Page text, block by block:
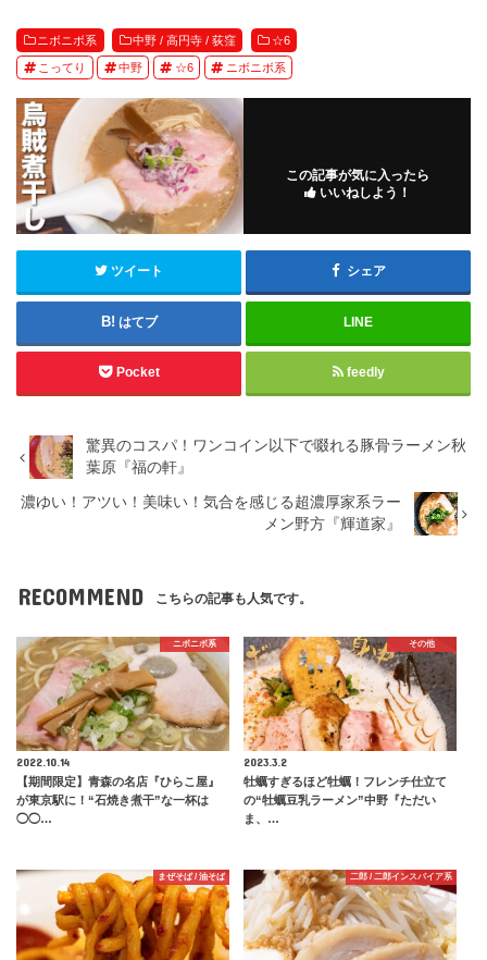
ニボニボ系 中野 / 高円寺 / 荻窪 ☆6
こってり 中野 ☆6 ニボニボ系
この記事が気に入ったら
いいねしよう！
ツイート シェア
はてブ LINE
Pocket feedly
驚異のコスパ！ワンコイン以下で啜れる豚骨ラーメン秋
葉原『福の軒』
濃ゆい！アツい！美味い！気合を感じる超濃厚家系ラー
メン野方『輝道家』
RECOMMEND こちらの記事も人気です。
ニボニボ系
2022.10.14
【期間限定】青森の名店『ひらこ屋』
が東京駅に！“石焼き煮干”な一杯は
◯◯…
その他
2023.3.2
牡蠣すぎるほど牡蠣！フレンチ仕立て
の“牡蠣豆乳ラーメン”中野『ただい
ま、…
まぜそば / 油そば 二郎 / 二郎インスパイア系